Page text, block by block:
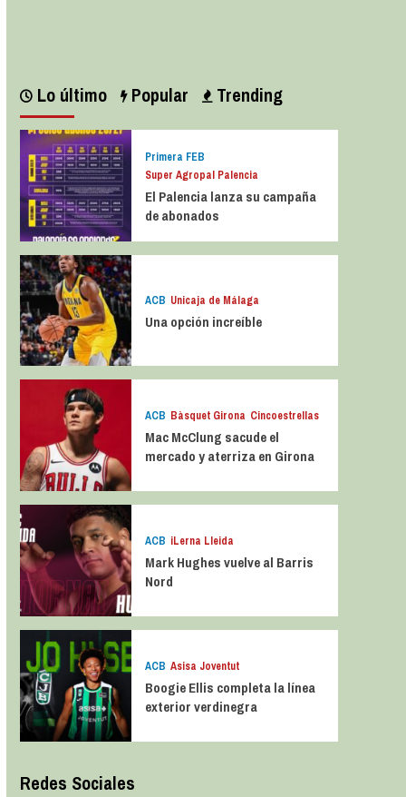
Lo último Popular Trending
Primera FEB
Super Agropal Palencia
El Palencia lanza su campaña
de abonados
ACB Unicaja de Málaga
Una opción increíble
ACB Bàsquet Girona Cincoestrellas
Mac McClung sacude el
mercado y aterriza en Girona
ACB iLerna Lleida
Mark Hughes vuelve al Barris
Nord
ACB Asisa Joventut
Boogie Ellis completa la línea
exterior verdinegra
Redes Sociales